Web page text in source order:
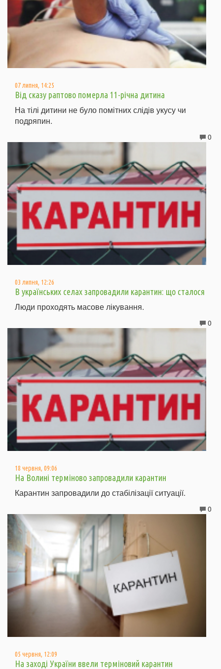
07 липня, 14:25
Від сказу раптово померла 11-річна дитина
На тілі дитини не було помітних слідів укусу чи
подряпин.
0
03 липня, 12:26
В українських селах запровадили карантин: що сталося
Люди проходять масове лікування.
0
18 червня, 09:06
На Волині терміново запровадили карантин
Карантин запровадили до стабілізації ситуації.
0
05 червня, 12:09
На заході України ввели терміновий карантин